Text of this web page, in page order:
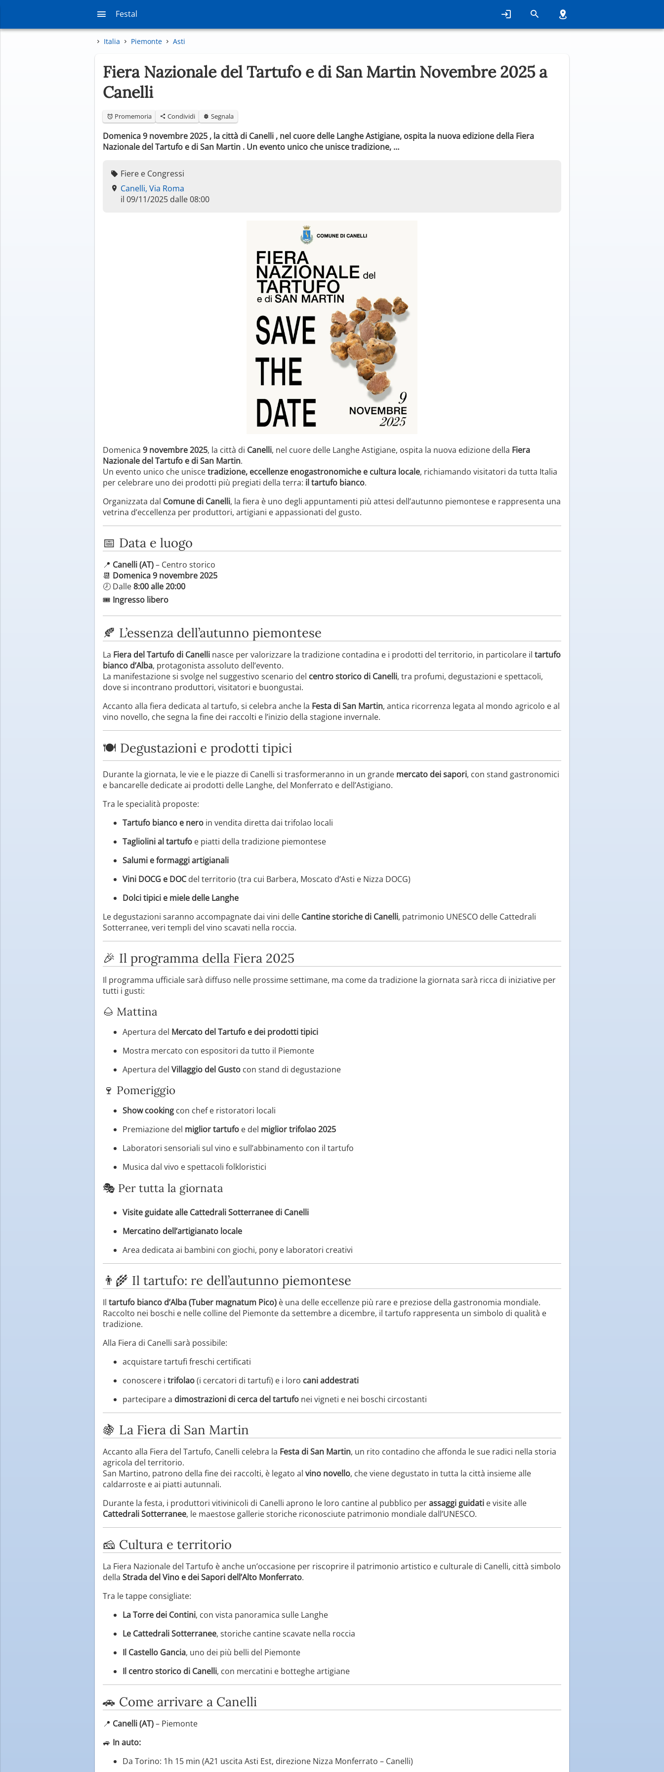
Festal
Italia Piemonte Asti
Fiera Nazionale del Tartufo e di San Martin Novembre 2025 a
Canelli
Promemoria Condividi Segnala
Domenica 9 novembre 2025 , la città di Canelli , nel cuore delle Langhe Astigiane, ospita la nuova edizione della Fiera
Nazionale del Tartufo e di San Martin . Un evento unico che unisce tradizione, …
Fiere e Congressi
Canelli, Via Roma
il 09/11/2025 dalle 08:00
Domenica 9 novembre 2025, la città di Canelli, nel cuore delle Langhe Astigiane, ospita la nuova edizione della Fiera
Nazionale del Tartufo e di San Martin.
Un evento unico che uniscetradizione, eccellenze enogastronomiche e cultura locale, richiamando visitatori da tutta Italia
per celebrare uno dei prodotti più pregiati della terra: il tartufo bianco.
Organizzata dal Comune di Canelli, la fiera è uno degli appuntamenti più attesi dell’autunno piemontese e rappresenta una
vetrina d’eccellenza per produttori, artigiani e appassionati del gusto.
📅 Data e luogo
📍 Canelli (AT)– Centro storico
📆 Domenica 9 novembre 2025
🕗 Dalle8:00 alle 20:00
🎟 Ingresso libero
🍂 L’essenza dell’autunno piemontese
La Fiera del Tartufo di Canelli nasce per valorizzare la tradizione contadina e i prodotti del territorio, in particolare il tartufo
bianco d’Alba, protagonista assoluto dell’evento.
La manifestazione si svolge nel suggestivo scenario del centro storico di Canelli, tra profumi, degustazioni e spettacoli,
dove si incontrano produttori, visitatori e buongustai.
Accanto alla fiera dedicata al tartufo, si celebra anche la Festa di San Martin, antica ricorrenza legata al mondo agricolo e al
vino novello, che segna la fine dei raccolti e l’inizio della stagione invernale.
🍽️ Degustazioni e prodotti tipici
Durante la giornata, le vie e le piazze di Canelli si trasformeranno in un grande mercato dei sapori, con stand gastronomici
e bancarelle dedicate ai prodotti delle Langhe, del Monferrato e dell’Astigiano.
Tra le specialità proposte:
Tartufo bianco e nero in vendita diretta dai trifolao locali
Tagliolini al tartufo e piatti della tradizione piemontese
Salumi e formaggi artigianali
Vini DOCG e DOCdel territorio (tra cui Barbera, Moscato d’Asti e Nizza DOCG)
Dolci tipici e miele delle Langhe
Le degustazioni saranno accompagnate dai vini delle Cantine storiche di Canelli, patrimonio UNESCO delle Cattedrali
Sotterranee, veri templi del vino scavati nella roccia.
🎉 Il programma della Fiera 2025
Il programma ufficiale sarà diffuso nelle prossime settimane, ma come da tradizione la giornata sarà ricca di iniziative per
tutti i gusti:
🌰 Mattina
Apertura del Mercato del Tartufo e dei prodotti tipici
Mostra mercato con espositori da tutto il Piemonte
Apertura del Villaggio del Gusto con stand di degustazione
🍷 Pomeriggio
Show cooking con chef e ristoratori locali
Premiazione del miglior tartufo e del miglior trifolao 2025
Laboratori sensoriali sul vino e sull’abbinamento con il tartufo
Musica dal vivo e spettacoli folkloristici
🎭 Per tutta la giornata
Visite guidate alle Cattedrali Sotterranee di Canelli
Mercatino dell’artigianato locale
Area dedicata ai bambini con giochi, pony e laboratori creativi
👨‍🌾 Il tartufo: re dell’autunno piemontese
Il tartufo bianco d’Alba (Tuber magnatum Pico) è una delle eccellenze più rare e preziose della gastronomia mondiale.
Raccolto nei boschi e nelle colline del Piemonte da settembre a dicembre, il tartufo rappresenta un simbolo di qualità e
tradizione.
Alla Fiera di Canelli sarà possibile:
acquistare tartufi freschi certificati
conoscere i trifolao(i cercatori di tartufi) e i loro cani addestrati
partecipare a dimostrazioni di cerca del tartufo nei vigneti e nei boschi circostanti
🍇 La Fiera di San Martin
Accanto alla Fiera del Tartufo, Canelli celebra la Festa di San Martin, un rito contadino che affonda le sue radici nella storia
agricola del territorio.
San Martino, patrono della fine dei raccolti, è legato al vino novello, che viene degustato in tutta la città insieme alle
caldarroste e ai piatti autunnali.
Durante la festa, i produttori vitivinicoli di Canelli aprono le loro cantine al pubblico perassaggi guidati e visite alle
Cattedrali Sotterranee, le maestose gallerie storiche riconosciute patrimonio mondiale dall’UNESCO.
🧀 Cultura e territorio
La Fiera Nazionale del Tartufo è anche un’occasione per riscoprire il patrimonio artistico e culturale di Canelli, città simbolo
della Strada del Vino e dei Sapori dell’Alto Monferrato.
Tra le tappe consigliate:
La Torre dei Contini, con vista panoramica sulle Langhe
Le Cattedrali Sotterranee, storiche cantine scavate nella roccia
Il Castello Gancia, uno dei più belli del Piemonte
Il centro storico di Canelli, con mercatini e botteghe artigiane
🚗 Come arrivare a Canelli
📍 Canelli (AT)– Piemonte
🚙 In auto:
Da Torino: 1h 15 min (A21 uscita Asti Est, direzione Nizza Monferrato – Canelli)